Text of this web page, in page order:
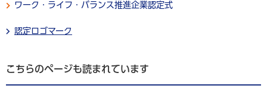
ワーク・ライフ・バランス推進企業認定式
認定ロゴマーク
こちらのページも読まれています